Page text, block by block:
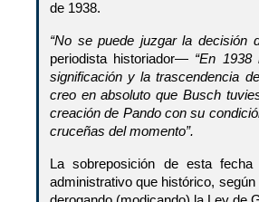
de 1938.
“No se puede juzgar la decisión
periodista historiador— “En 1938
significación y la trascendencia
creo en absoluto que Busch
creación de Pando con su
cruceñas del momento”.
La sobreposición de esta
administrativo que histórico,